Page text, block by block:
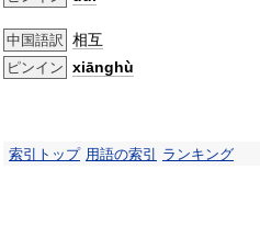
中国語訳 相互
ピンイン xiānghù
索引トップ 用語の索引 ランキング